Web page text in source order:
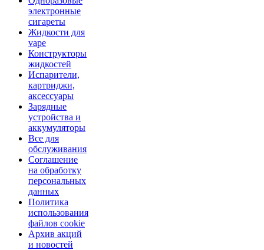
электронные
сигареты
Жидкости для
vape
Конструкторы
жидкостей
Испарители,
картриджи,
аксессуары
Зарядные
устройства и
аккумуляторы
Все для
обслуживания
Соглашение
на обработку
персональных
данных
Политика
использования
файлов cookie
Архив акций
и новостей